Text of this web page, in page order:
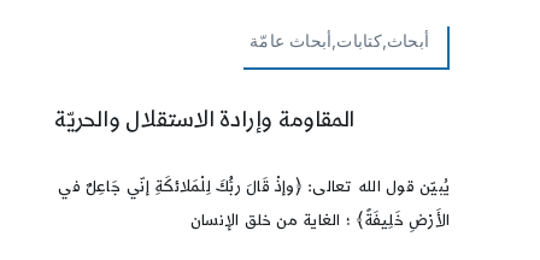
أبحاث,كتابات,أبحاث عامّة
المقاومة وإرادة الاستقلال والحريّة
يُبيّن قول الله تعالى: ﴿وإذْ قَالَ ربُّكَ لِلْمَلائكَةِ إنّي جَاعِلٌ في
الأَرْضِ خَلِيفَةً﴾ ؛ الغاية من خلق الإنسان